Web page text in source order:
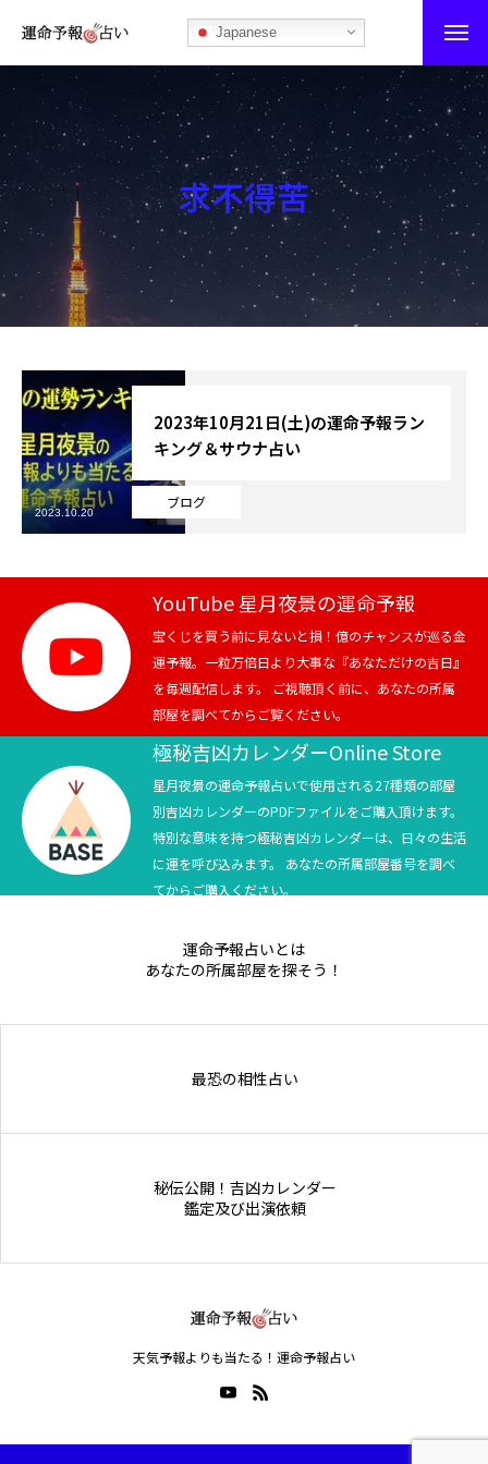
Japanese
運命予報占い
運命予報占いとは
あなたの所属部屋を探そう！
最恐の相性占い
秘伝公開！吉凶カレンダー
記事カテゴリー
ブログ
お知らせ
テニス
スポーツ
競馬
テニス四大大会・五輪
テニス四大大会・五輪
求不得苦
ブログ
2023年10月21日(土)の運命予報ラン
キング＆サウナ占い
2023.10.20
YouTube 星月夜景の運命予報
宝くじを買う前に見ないと損！億のチャンスが巡る金
運予報。一粒万倍日より大事な『あなただけの吉日』
を毎週配信します。 ご視聴頂く前に、あなたの所属
部屋を調べてからご覧ください。
極秘吉凶カレンダーOnline Store
星月夜景の運命予報占いで使用される27種類の部屋
別吉凶カレンダーのPDFファイルをご購入頂けます。
特別な意味を持つ極秘吉凶カレンダーは、日々の生活
に運を呼び込みます。 あなたの所属部屋番号を調べ
てからご購入ください。
運命予報占いとは
あなたの所属部屋を探そう！
最恐の相性占い
秘伝公開！吉凶カレンダー
鑑定及び出演依頼
天気予報よりも当たる！運命予報占い